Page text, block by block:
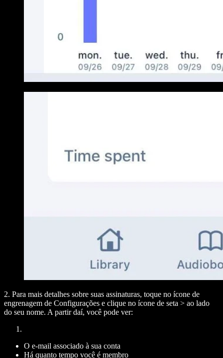
2. Para mais detalhes sobre suas assinaturas, toque no ícone de
engrenagem de Configurações e clique no ícone de seta > ao lado
do seu nome. A partir daí, você pode ver:
O e-mail associado à sua conta
Há quanto tempo você é membro